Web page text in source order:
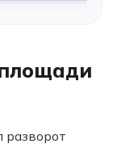
разворот